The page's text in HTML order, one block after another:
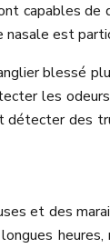
capables
est
blessé
les
et des